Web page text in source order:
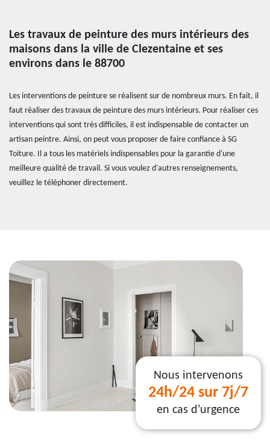
Les travaux de peinture des murs intérieurs des
maisons dans la ville de Clezentaine et ses
environs dans le 88700
Les interventions de peinture se réalisent sur de nombreux murs. En fait, il
faut réaliser des travaux de peinture des murs intérieurs. Pour réaliser ces
interventions qui sont très difficiles, il est indispensable de contacter un
artisan peintre. Ainsi, on peut vous proposer de faire confiance à SG
Toiture. Il a tous les matériels indispensables pour la garantie d'une
meilleure qualité de travail. Si vous voulez d'autres renseignements,
veuillez le téléphoner directement.
Nous intervenons
24h/24 sur 7j/7
en cas d'urgence